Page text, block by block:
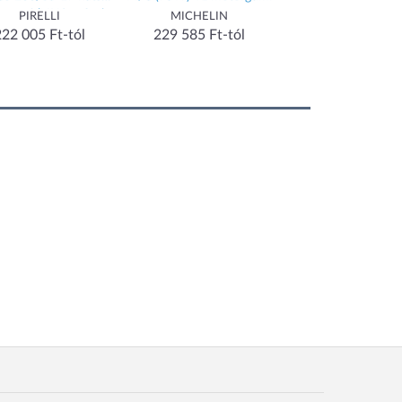
(NHS – Csak
PIRELLI
005 Ft-tól
MICHELIN
229 585 Ft-tól